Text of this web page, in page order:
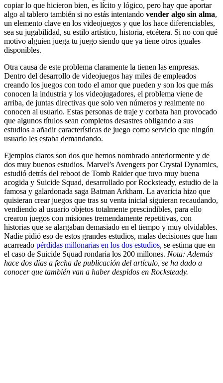
copiar lo que hicieron bien, es lícito y lógico, pero hay que aportar
algo al tablero también si no estás intentando vender algo sin alma,
un elemento clave en los videojuegos y que los hace diferenciables,
sea su jugabilidad, su estilo artístico, historia, etcétera. Si no con qué
motivo alguien juega tu juego siendo que ya tiene otros iguales
disponibles.
Otra causa de este problema claramente la tienen las empresas.
Dentro del desarrollo de videojuegos hay miles de empleados
creando los juegos con todo el amor que pueden y son los que más
conocen la industria y los videojugadores, el problema viene de
arriba, de juntas directivas que solo ven números y realmente no
conocen al usuario. Estas personas de traje y corbata han provocado
que algunos títulos sean completos desastres obligando a sus
estudios a añadir características de juego como servicio que ningún
usuario les estaba demandando.
Ejemplos claros son dos que hemos nombrado anteriormente y de
dos muy buenos estudios. Marvel’s Avengers por Crystal Dynamics,
estudió detrás del reboot de Tomb Raider que tuvo muy buena
acogida y Suicide Squad, desarrollado por Rocksteady, estudio de la
famosa y galardonada saga Batman Arkham. La avaricia hizo que
quisieran crear juegos que tras su venta inicial siguieran recaudando,
vendiendo al usuario objetos totalmente prescindibles, para ello
crearon juegos con misiones tremendamente repetitivas, con
historias que se alargaban demasiado en el tiempo y muy olvidables.
Nadie pidió eso de estos grandes estudios, malas decisiones que han
acarreado pérdidas millonarias en los dos estudios, se estima que en
el caso de Suicide Squad rondaría los 200 millones. Nota: Además
hace dos días a fecha de publicación del artículo, se ha dado a
conocer que también van a haber despidos en Rocksteady.